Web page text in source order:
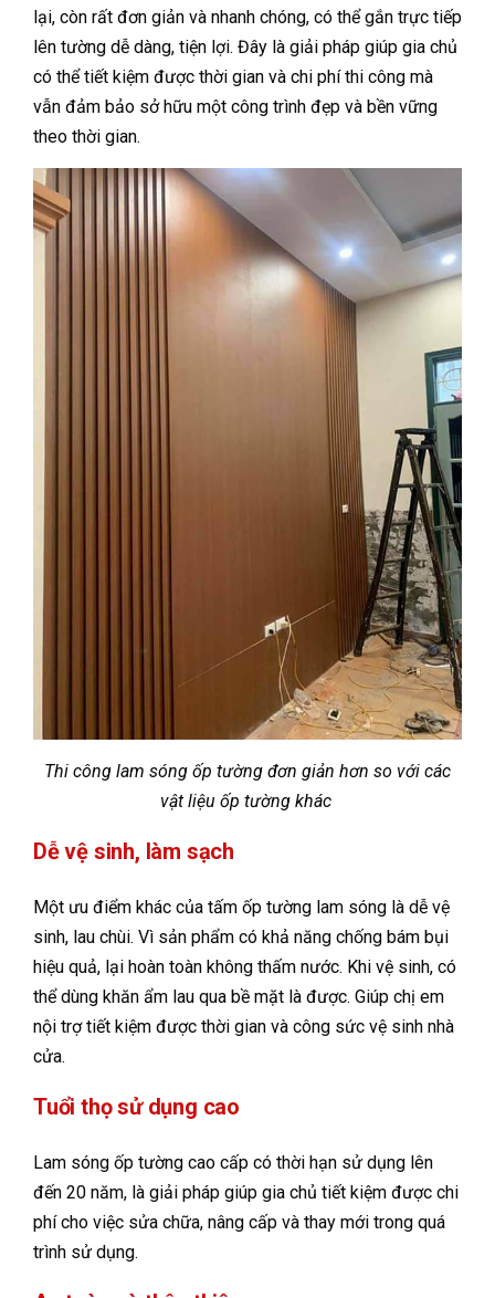
lại, còn rất đơn giản và nhanh chóng, có thể gắn trực tiếp
lên tường dễ dàng, tiện lợi. Đây là giải pháp giúp gia chủ
có thể tiết kiệm được thời gian và chi phí thi công mà
vẫn đảm bảo sở hữu một công trình đẹp và bền vững
theo thời gian.
Thi công lam sóng ốp tường đơn giản hơn so với các
vật liệu ốp tường khác
Dễ vệ sinh, làm sạch
Một ưu điểm khác của tấm ốp tường lam sóng là dễ vệ
sinh, lau chùi. Vì sản phẩm có khả năng chống bám bụi
hiệu quả, lại hoàn toàn không thấm nước. Khi vệ sinh, có
thể dùng khăn ẩm lau qua bề mặt là được. Giúp chị em
nội trợ tiết kiệm được thời gian và công sức vệ sinh nhà
cửa.
Tuổi thọ sử dụng cao
Lam sóng ốp tường cao cấp có thời hạn sử dụng lên
đến 20 năm, là giải pháp giúp gia chủ tiết kiệm được chi
phí cho việc sửa chữa, nâng cấp và thay mới trong quá
trình sử dụng.